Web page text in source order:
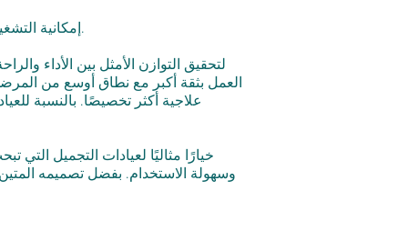
إمكانية التشغيل المتواصل على مدار 24 ساعة: مصمم خصيصًا للعيادات ذات المتطلبات العالية وبيئات العلاج ذات الحجم الكبير.
العمل بثقة أكبر مع نطاق أوسع من
علاجية أكثر تخصيصًا. بالنسبة
وسهولة الاستخدام. بفضل تصميمه المتين،